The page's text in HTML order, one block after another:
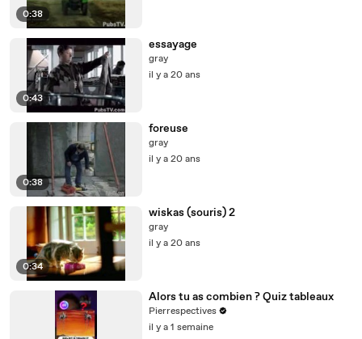
0:38
0:43
essayage
gray
il y a 20 ans
0:38
foreuse
gray
il y a 20 ans
0:34
wiskas (souris) 2
gray
il y a 20 ans
Alors tu as combien ? Quiz tableaux
Pierrespectives
il y a 1 semaine